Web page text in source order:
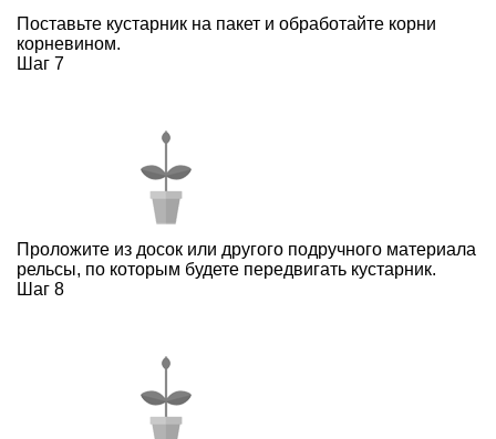
Поставьте кустарник на пакет и обработайте корни
корневином.
Шаг 7
Проложите из досок или другого подручного материала
рельсы, по которым будете передвигать кустарник.
Шаг 8